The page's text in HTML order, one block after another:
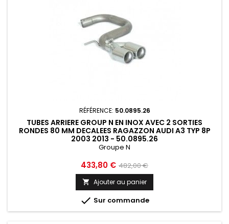
RÉFÉRENCE: 50.0895.26
TUBES ARRIERE GROUP N EN INOX AVEC 2 SORTIES
RONDES 80 MM DECALEES RAGAZZON AUDI A3 TYP 8P
2003 2013 - 50.0895.26
Groupe N
Prix
433,80 € Prix
de
base
482,00 €
 Ajouter au panier
 Sur commande